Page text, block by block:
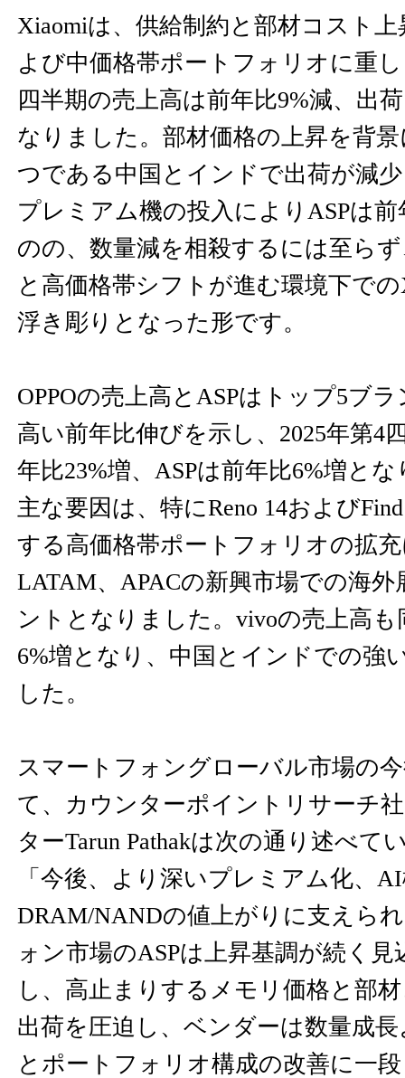
Xiaomiは、供給制約と部材コスト
よび中価格帯ポートフォリオに重
四半期の売上高は前年比9%減、出
なりました。部材価格の上昇を背
つである中国とインドで出荷が減
プレミアム機の投入によりASPは
のの、数量減を相殺するには至ら
と高価格帯シフトが進む環境下で
浮き彫りとなった形です。
OPPOの売上高とASPはトップ5ブ
高い前年比伸びを示し、2025年第4
年比23%増、ASPは前年比6%増と
主な要因は、特にReno 14および
する高価格帯ポートフォリオの拡
LATAM、APACの新興市場での海
ントとなりました。vivoの売上高も
6%増となり、中国とインドでの強
した。
スマートフォングローバル市場の
て、カウンターポイントリサーチ
ターTarun Pathakは次の通り述べて
「今後、より深いプレミアム化、
DRAM/NANDの値上がりに支えら
ォン市場のASPは上昇基調が続く
し、高止まりするメモリ価格と部
出荷を圧迫し、ベンダーは数量成
とポートフォリオ構成の改善に一